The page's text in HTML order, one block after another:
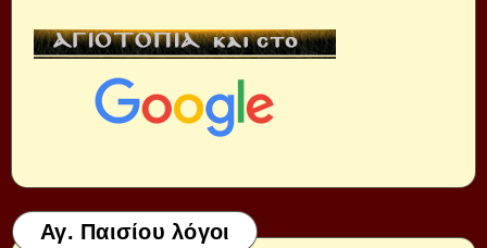
Αγ. Παισίου λόγοι